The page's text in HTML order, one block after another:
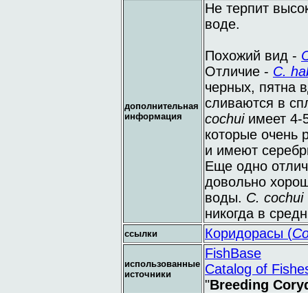
дополнительная
информация
Не терпит
воде.
Похожий вид -
Отличие - C.
черных, пятна
сливаются в
cochuiимеет 4-
которые очень
и имеют
Еще одно
довольно
воды. C. cochui
никогда в
ссылки Коридорасы (
использованные
источники
FishBase
Catalog of
"Breeding